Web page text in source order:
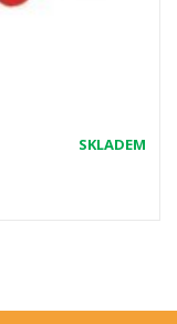
SKLADEM